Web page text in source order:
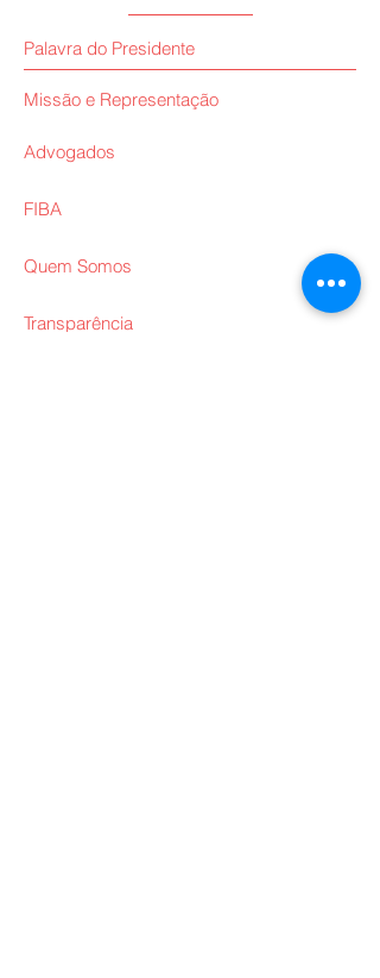
Palavra do Presidente
Missão e Representação
Advogados
FIBA
Quem Somos
Transparência